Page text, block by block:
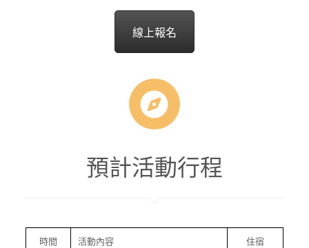
線上報名
預計活動行程
時間 活動內容 住宿